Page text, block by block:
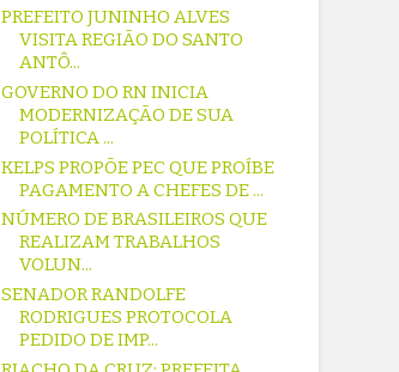
PREFEITO JUNINHO ALVES
VISITA REGIÃO DO SANTO
ANTÔ...
GOVERNO DO RN INICIA
MODERNIZAÇÃO DE SUA
POLÍTICA ...
KELPS PROPÕE PEC QUE PROÍBE
PAGAMENTO A CHEFES DE ...
NÚMERO DE BRASILEIROS QUE
REALIZAM TRABALHOS
VOLUN...
SENADOR RANDOLFE
RODRIGUES PROTOCOLA
PEDIDO DE IMP...